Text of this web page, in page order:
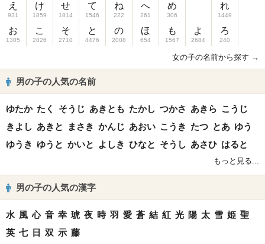
え
931
お
1305
け
1859
こ
2826
せ
1814
そ
2710
て
1546
と
4476
ね
222
の
2008
へ
261
ほ
654
め
306
も
1567
よ
2684
れ
1449
ろ
240
女の子の名前から探す →
男の子の人気の名前
ゆたか たく そうじ あきとも たかし つかさ あきら こうじ
きよし あきと まさき かんじ あおい こうき たつ とあ ゆう
ゆうき ゆうと かいと よしき ひなと そうし あさひ はると
もっと見る...
男の子の人気の漢字
水 風 心 音 幸 琥 夜 時 羽 愛 蒼 結 紅 光 陽 太 雪 姫 聖
英 七 日 双 示 藤